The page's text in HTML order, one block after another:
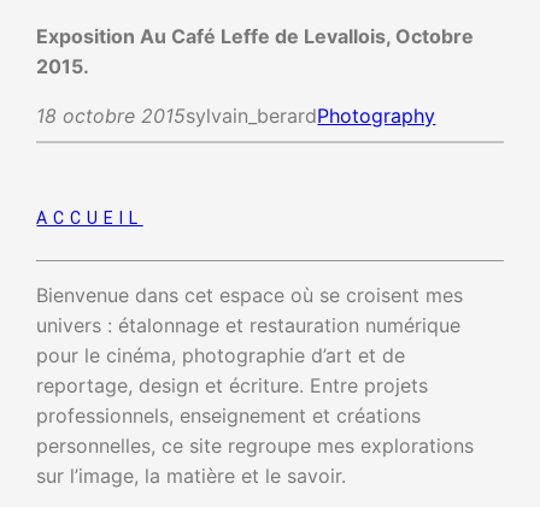
Exposition Au Café Leffe de Levallois, Octobre
2015.
18 octobre 2015sylvain_berardPhotography
ACCUEIL
Bienvenue dans cet espace où se croisent mes
univers : étalonnage et restauration numérique
pour le cinéma, photographie d’art et de
reportage, design et écriture. Entre projets
professionnels, enseignement et créations
personnelles, ce site regroupe mes explorations
sur l’image, la matière et le savoir.